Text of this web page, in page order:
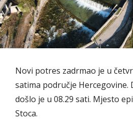
Novi potres zadrmao je u
satima područje Hercegovine.
došlo je u 08.29 sati. Mjesto
Stoca.